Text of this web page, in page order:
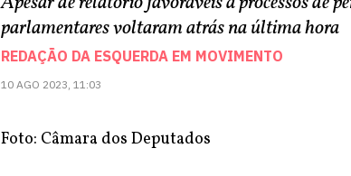
parlamentares voltaram atrás na última hora
REDAÇÃO DA ESQUERDA EM MOVIMENTO
10 AGO 2023, 11:03
Foto: Câmara dos Deputados